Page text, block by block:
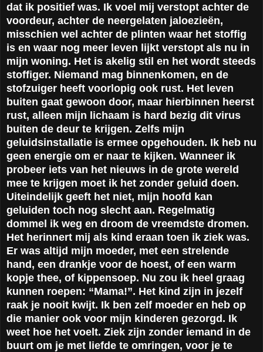
dat ik positief was. Ik voel mij verstopt achter de
voordeur, achter de neergelaten jaloezieën,
misschien wel achter de plinten waar het stoffig
is en waar nog meer leven lijkt verstopt als nu in
mijn woning. Het is akelig stil en het wordt steeds
stoffiger. Niemand mag binnenkomen, en de
stofzuiger heeft voorlopig ook rust. Het leven
buiten gaat gewoon door, maar hierbinnen heerst
rust, alleen mijn lichaam is hard bezig dit virus
buiten de deur te krijgen. Zelfs mijn
geluidsinstallatie is ermee opgehouden. Ik heb nu
geen energie om er naar te kijken. Wanneer ik
probeer iets van het nieuws in de grote wereld
mee te krijgen moet ik het zonder geluid doen.
Uiteindelijk geeft het niet, mijn hoofd kan
geluiden toch nog slecht aan. Regelmatig
dommel ik weg en droom de vreemdste dromen.
Het herinnert mij als kind eraan toen ik ziek was.
Er was altijd mijn moeder, met een strelende
hand, een drankje voor de hoest, of een warm
kopje thee, of kippensoep. Nu zou ik heel graag
kunnen roepen: “Mama!”. Het kind zijn in jezelf
raak je nooit kwijt. Ik ben zelf moeder en heb op
die manier ook voor mijn kinderen gezorgd. Ik
weet hoe het voelt. Ziek zijn zonder iemand in de
buurt om je met liefde te omringen, voor je te